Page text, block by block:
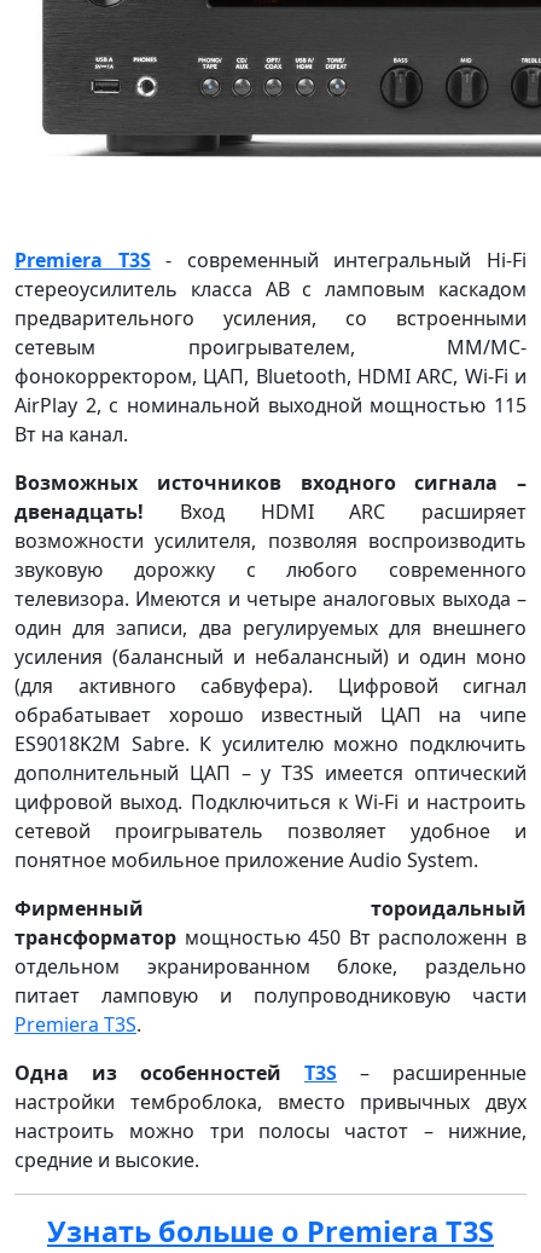
Premiera T3S- современный интегральный Hi-Fi
стереоусилитель класса AB с ламповым каскадом
предварительного усиления, со встроенными
сетевым проигрывателем, MM/MC-
фонокорректором, ЦАП, Bluetooth, HDMI ARC, Wi-Fi и
AirPlay 2, с номинальной выходной мощностью 115
Вт на канал.
Возможных источников входного сигнала –
двенадцать! Вход HDMI ARC расширяет
возможности усилителя, позволяя воспроизводить
звуковую дорожку с любого современного
телевизора. Имеются и четыре аналоговых выхода –
один для записи, два регулируемых для внешнего
усиления (балансный и небалансный) и один моно
(для активного сабвуфера). Цифровой сигнал
обрабатывает хорошо известный ЦАП на чипе
ES9018K2M Sabre. К усилителю можно подключить
дополнительный ЦАП – у T3S имеется оптический
цифровой выход. Подключиться к Wi-Fi и настроить
сетевой проигрыватель позволяет удобное и
понятное мобильное приложение Audio System.
Фирменный тороидальный
трансформатор мощностью 450 Вт расположенн в
отдельном экранированном блоке, раздельно
питает ламповую и полупроводниковую части
Premiera T3S.
Одна из особенностей T3S
– расширенные
настройки темброблока, вместо привычных двух
настроить можно три полосы частот – нижние,
средние и высокие.
Узнать больше о Premiera T3S